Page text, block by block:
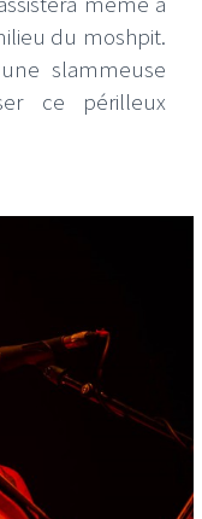
du moshpit.
slammeuse
ce périlleux